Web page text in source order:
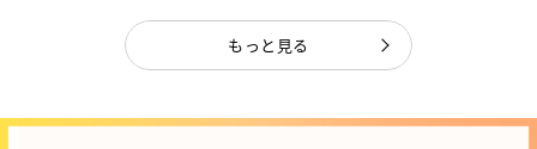
もっと見る